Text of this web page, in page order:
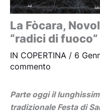
La Fòcara,
“radici di fuoco”
IN COPERTINA / 6
commento
Parte oggi il
tradizionale Festa di